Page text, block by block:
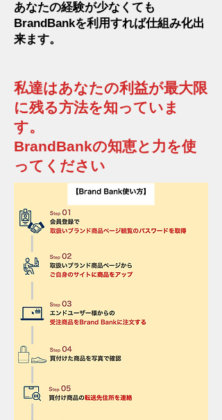
あなたの経験が少なくても
BrandBankを利用すれば仕組み化出
来ます。
私達はあなたの利益が最大限
に残る方法を知っていま
す。
BrandBankの知恵と力を使
ってください